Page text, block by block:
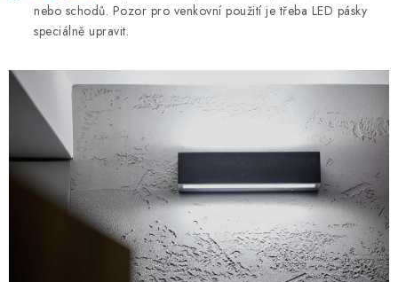
nebo schodů. Pozor pro venkovní použití je třeba LED pásky
speciálně upravit.